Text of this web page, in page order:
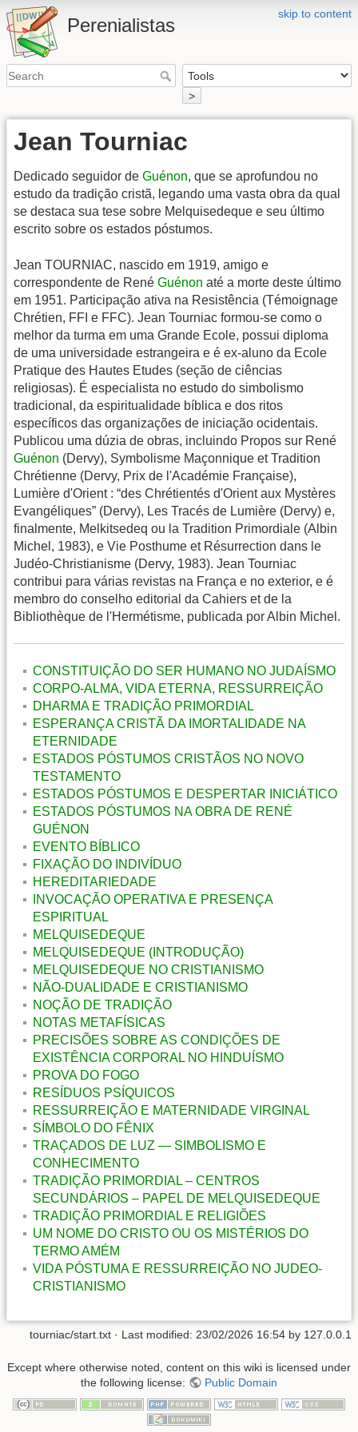
skip to content
Perenialistas
>
Jean Tourniac
Dedicado seguidor de Guénon, que se aprofundou no
estudo da tradição cristã, legando uma vasta obra da qual
se destaca sua tese sobre Melquisedeque e seu último
escrito sobre os estados póstumos.
Jean TOURNIAC, nascido em 1919, amigo e
correspondente de René Guénon até a morte deste último
em 1951. Participação ativa na Resistência (Témoignage
Chrétien, FFI e FFC). Jean Tourniac formou-se como o
melhor da turma em uma Grande Ecole, possui diploma
de uma universidade estrangeira e é ex-aluno da Ecole
Pratique des Hautes Etudes (seção de ciências
religiosas). É especialista no estudo do simbolismo
tradicional, da espiritualidade bíblica e dos ritos
específicos das organizações de iniciação ocidentais.
Publicou uma dúzia de obras, incluindo Propos sur René
Guénon (Dervy), Symbolisme Maçonnique et Tradition
Chrétienne (Dervy, Prix de l'Académie Française),
Lumière d'Orient : “des Chrétientés d'Orient aux Mystères
Evangéliques” (Dervy), Les Tracés de Lumière (Dervy) e,
finalmente, Melkitsedeq ou la Tradition Primordiale (Albin
Michel, 1983), e Vie Posthume et Résurrection dans le
Judéo-Christianisme (Dervy, 1983). Jean Tourniac
contribui para várias revistas na França e no exterior, e é
membro do conselho editorial da Cahiers et de la
Bibliothèque de l'Hermétisme, publicada por Albin Michel.
CONSTITUIÇÃO DO SER HUMANO NO JUDAÍSMO
CORPO-ALMA, VIDA ETERNA, RESSURREIÇÃO
DHARMA E TRADIÇÃO PRIMORDIAL
ESPERANÇA CRISTÃ DA IMORTALIDADE NA
ETERNIDADE
ESTADOS PÓSTUMOS CRISTÃOS NO NOVO
TESTAMENTO
ESTADOS PÓSTUMOS E DESPERTAR INICIÁTICO
ESTADOS PÓSTUMOS NA OBRA DE RENÉ
GUÉNON
EVENTO BÍBLICO
FIXAÇÃO DO INDIVÍDUO
HEREDITARIEDADE
INVOCAÇÃO OPERATIVA E PRESENÇA
ESPIRITUAL
MELQUISEDEQUE
MELQUISEDEQUE (INTRODUÇÃO)
MELQUISEDEQUE NO CRISTIANISMO
NÃO-DUALIDADE E CRISTIANISMO
NOÇÃO DE TRADIÇÃO
NOTAS METAFÍSICAS
PRECISÕES SOBRE AS CONDIÇÕES DE
EXISTÊNCIA CORPORAL NO HINDUÍSMO
PROVA DO FOGO
RESÍDUOS PSÍQUICOS
RESSURREIÇÃO E MATERNIDADE VIRGINAL
SÍMBOLO DO FÊNIX
TRAÇADOS DE LUZ — SIMBOLISMO E
CONHECIMENTO
TRADIÇÃO PRIMORDIAL – CENTROS
SECUNDÁRIOS – PAPEL DE MELQUISEDEQUE
TRADIÇÃO PRIMORDIAL E RELIGIÕES
UM NOME DO CRISTO OU OS MISTÉRIOS DO
TERMO AMÉM
VIDA PÓSTUMA E RESSURREIÇÃO NO JUDEO-
CRISTIANISMO
tourniac/start.txt · Last modified: 23/02/2026 16:54 by 127.0.0.1
Except where otherwise noted, content on this wiki is licensed under
the following license:
Public Domain